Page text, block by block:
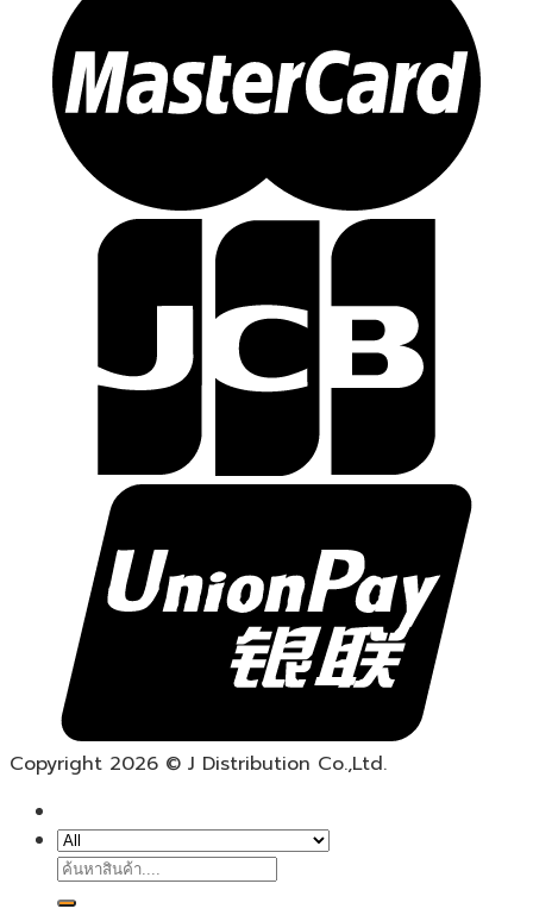
Copyright 2026 © J Distribution Co.,Ltd.
ค้นหา: